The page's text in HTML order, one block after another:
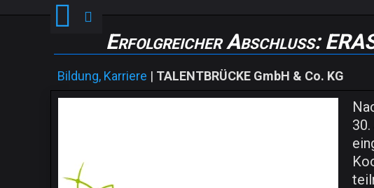
Erfolgreicher Abschluss:
Bildung, Karriere | TALENTBRÜCKE GmbH & Co. KG